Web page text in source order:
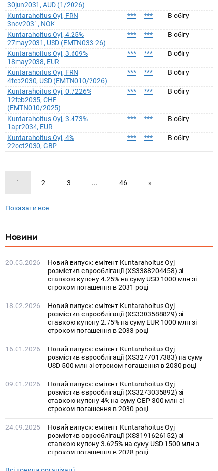
30jun2031, AUD (1/2026)
Kuntarahoitus Oyj, FRN
3nov2031, NOK
*** *** В обігу
Kuntarahoitus Oyj, 4.25%
27may2031, USD (EMTN033-26)
*** *** В обігу
Kuntarahoitus Oyj, 3.609%
18may2038, EUR
*** *** В обігу
Kuntarahoitus Oyj, FRN
4feb2030, USD (EMTN010/2026)
*** *** В обігу
Kuntarahoitus Oyj, 0.7226%
12feb2035, CHF
(EMTN010/2025)
*** *** В обігу
Kuntarahoitus Oyj, 3.473%
1apr2034, EUR
*** *** В обігу
Kuntarahoitus Oyj, 4%
22oct2030, GBP
*** *** В обігу
1 2 3 ... 46 »
Показати все
Новини
20.05.2026
Новий випуск: емітент Kuntarahoitus Oyj
розмістив єврооблігації (XS3388204458) зі
ставкою купону 4.25% на суму USD 1000 млн зі
строком погашення в 2031 році
18.02.2026
Новий випуск: емітент Kuntarahoitus Oyj
розмістив єврооблігації (XS3303588829) зі
ставкою купону 2.75% на суму EUR 1000 млн зі
строком погашення в 2033 році
16.01.2026
Новий випуск: емітент Kuntarahoitus Oyj
розмістив єврооблігації (XS3277017383) на суму
USD 500 млн зі строком погашення в 2030 році
09.01.2026
Новий випуск: емітент Kuntarahoitus Oyj
розмістив єврооблігації (XS3273035892) зі
ставкою купону 4% на суму GBP 300 млн зі
строком погашення в 2030 році
24.09.2025
Новий випуск: емітент Kuntarahoitus Oyj
розмістив єврооблігації (XS3191626152) зі
ставкою купону 3.625% на суму USD 1500 млн зі
строком погашення в 2028 році